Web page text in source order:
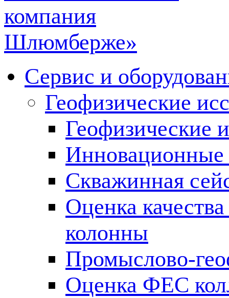
Сервис и
Геофизические
Геофизические
Инновационные
Скважинная
Оценка
колонны
Промыслово-
Оценка ФЕС